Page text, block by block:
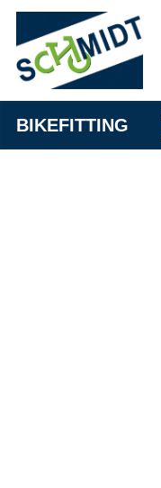
BIKEFITTING